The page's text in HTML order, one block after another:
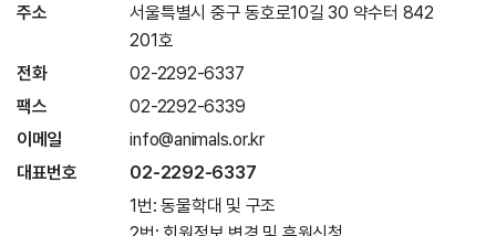
주소
서울특별시 중구 동호로10길 30 약수터 842
201호
전화
02-2292-6337
팩스
02-2292-6339
이메일
info@animals.or.kr
대표번호
02-2292-6337
1번: 동물학대 및 구조